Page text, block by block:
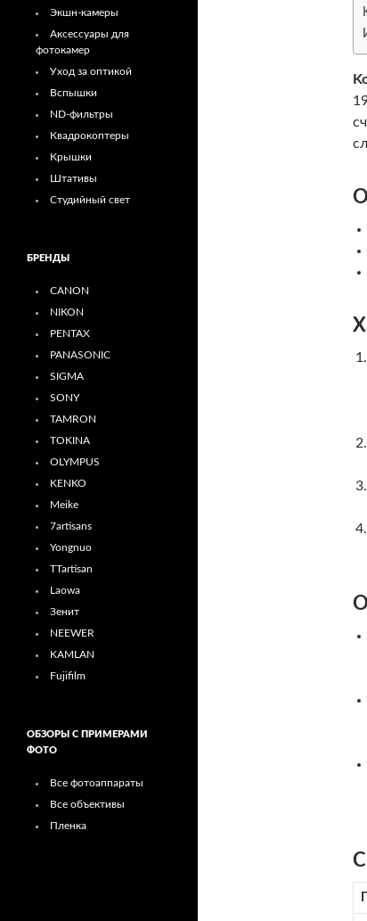
Экшн-камеры
Аксессуары для
фотокамер
Уход за оптикой
Вспышки
ND-фильтры
Квадрокоптеры
Крышки
Штативы
Студийный свет
БРЕНДЫ
CANON
NIKON
PENTAX
PANASONIC
SIGMA
SONY
TAMRON
TOKINA
OLYMPUS
KENKO
Meike
7artisans
Yongnuo
TTartisan
Laowa
Зенит
NEEWER
KAMLAN
Fujifilm
ОБЗОРЫ С ПРИМЕРАМИ
ФОТО
Все фотоаппараты
Все объективы
Пленка